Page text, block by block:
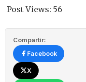
Post Views: 56
Compartir:
Facebook
X